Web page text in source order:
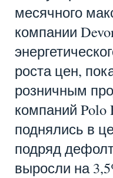
месячного
компании
роста цен,
розничным
компаний Polo
поднялись в
подряд
выросли на